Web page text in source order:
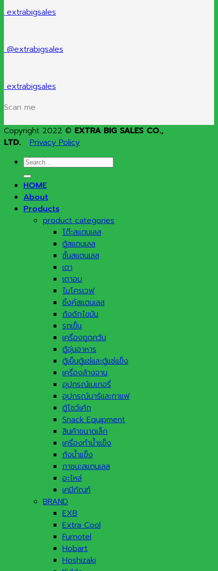
extrabigsales
@extrabigsales
extrabigsales
Scan me
Copyright 2022 © EXTRA BIG SALES CO.,
LTD.
Privacy Policy
Search
for:
HOME
About
Products
product categories
โต๊ะสแตนเลส
ตู้สแตนเลส
ชั้นสแตนเลส
เตา
เตาอบ
ไมโครเวฟ
ซิ้งค์สแตนเลส
ถังดักไขมัน
รถเข็น
เครื่องดูดควัน
ตู้อุ่นอาหาร
ตู้เย็นตู้แช่และตู้แช่แข็ง
เครื่องล้างจาน
อุปกรณ์เบเกอรี่
อุปกรณ์บาร์และกาแฟ
ตู้โชว์เค้ก
Snack Equipment
สินค้าขนาดเล็ก
เครื่องทำน้ำแข็ง
ถังน้ำแข็ง
ภาชนะสแตนเลส
อะไหล่
เคมีภัณฑ์
BRAND
EXB
Extra Cool
Furnotel
Hobart
Hoshizaki